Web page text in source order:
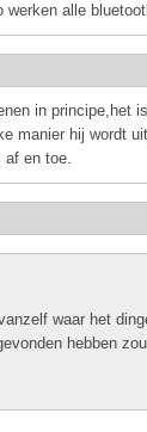
alle
in principe,het
manier hij wordt
af en toe.
waar het
hebben